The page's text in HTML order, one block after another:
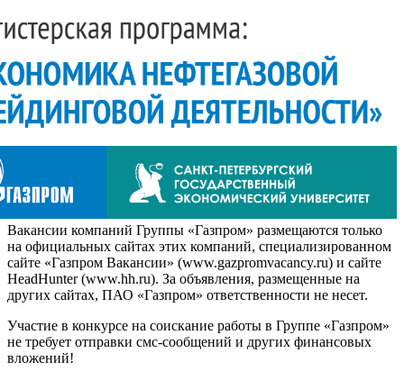
Вакансии компаний Группы «Газпром» размещаются только
на официальных сайтах этих компаний, специализированном
сайте «Газпром Вакансии» (www.gazpromvacancy.ru) и сайте
HeadHunter (www.hh.ru). За объявления, размещенные на
других сайтах, ПАО «Газпром» ответственности не несет.
Участие в конкурсе на соискание работы в Группе «Газпром»
не требует отправки смс-сообщений и других финансовых
вложений!